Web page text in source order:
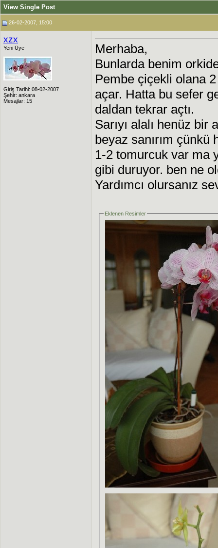
View Single Post
26-02-2007, 15:00
xzx
Yeni Üye
Giriş Tarihi: 08-02-2007
Şehir: ankara
Mesajlar: 15
Merhaba,
Bunlarda benim
Pembe çiçekli olana 2
açar. Hatta bu sefer
daldan tekrar açtı.
Sarıyı alalı henüz
beyaz sanırım çünkü
1-2 tomurcuk var ma
gibi duruyor. ben ne
Yardımcı olursanız
Eklenen Resimler